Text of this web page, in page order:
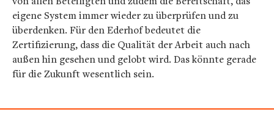
eigene System immer wieder zu überprüfen und zu
überdenken. Für den Ederhof bedeutet die
Zertifizierung, dass die Qualität der Arbeit auch nach
außen hin gesehen und gelobt wird. Das könnte gerade
für die Zukunft wesentlich sein.